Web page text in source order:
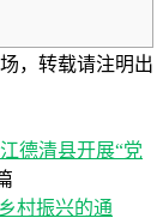
，转载请注明出
德清县开展“党
村振兴的通